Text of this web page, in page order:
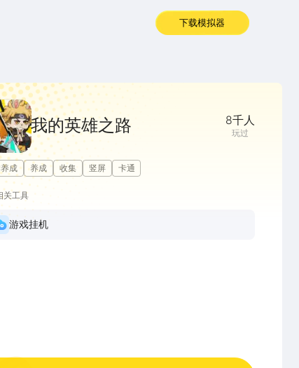
下载模拟器
我的英雄之路 8千人
玩过
成 养成 收集 竖屏 卡通
关工具
游戏挂机